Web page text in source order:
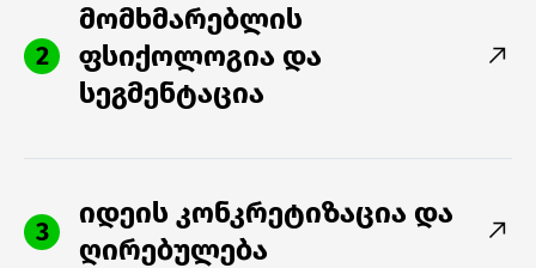
2
მომხმარებლის
ფსიქოლოგია და
სეგმენტაცია
3
იდეის კონკრეტიზაცია და
ღირებულება